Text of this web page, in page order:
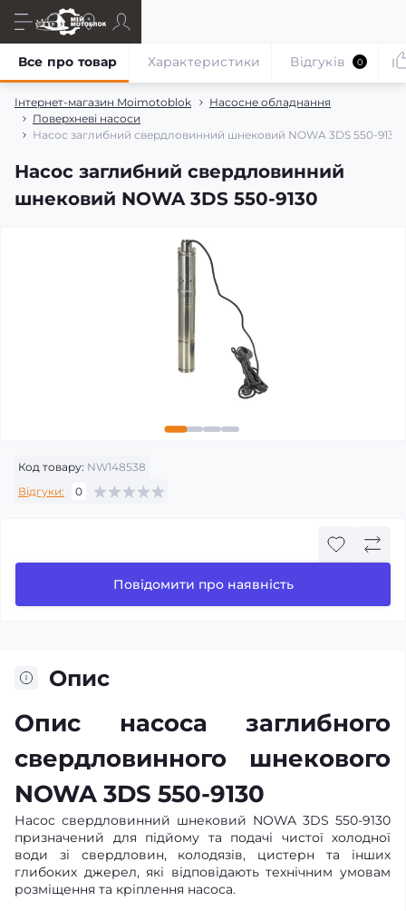
Інтернет-магазин Moimotoblok
Насосне обладнання
Поверхневі насоси
Насос заглибний свердловинний шнековий NOWA 3DS 550-9130
Насос заглибний свердловинний
шнековий NOWA 3DS 550-9130
Все про товар Характеристики Відгуків 0
Код товару: NW148538
Відгуки:
0
Повідомити про наявність
Опис
Опис насоса заглибного
свердловинного шнекового
NOWA 3DS 550-9130
Насос свердловинний шнековий NOWA 3DS 550-9130
призначений для підйому та подачі чистої холодної
води зі свердловин, колодязів, цистерн та інших
глибоких джерел, які відповідають технічним умовам
розміщення та кріплення насоса.